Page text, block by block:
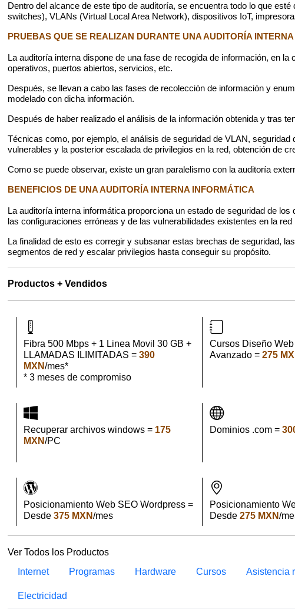
Dentro del alcance de este tipo de auditoría, se encuentra todo lo que
switches), VLANs (Virtual Local Area Network), dispositivos IoT,
PRUEBAS QUE SE REALIZAN DURANTE UNA AUDITORÍA INTERNA
La auditoría interna dispone de una fase de recogida de información, en
operativos, puertos abiertos, servicios, etc.
Después, se llevan a cabo las fases de recolección de información y
modelado con dicha información.
Después de haber realizado el análisis de la información obtenida y tras
Técnicas como, por ejemplo, el análisis de seguridad de VLAN,
vulnerables y la posterior escalada de privilegios en la red, obtención de
Como se puede observar, existe un gran paralelismo con la auditoría
BENEFICIOS DE UNA AUDITORÍA INTERNA INFORMÁTICA
La auditoría interna informática proporciona un estado de seguridad de
las configuraciones erróneas y de las vulnerabilidades existentes en la red
La finalidad de esto es corregir y subsanar estas brechas de seguridad,
segmentos de red y escalar privilegios hasta conseguir su propósito.
Productos + Vendidos
Fibra 500 Mbps + 1 Linea Movil 30 GB +
LLAMADAS ILIMITADAS = 390
MXN/mes*
* 3 meses de compromiso
Cursos Diseño
Avanzado = 275
Recuperar archivos windows = 175
MXN/PC
Dominios .com =
Posicionamiento Web SEO Wordpress =
Desde 375 MXN/mes
Posicionamiento
Desde 275 MXN/
Ver Todos los Productos
Internet
Programas Hardware Cursos Asistencia
Electricidad